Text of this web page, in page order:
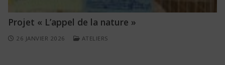
Projet « L’appel de la nature »
26 JANVIER 2026 ATELIERS